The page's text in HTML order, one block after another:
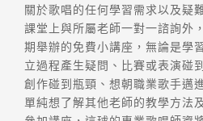
關於歌唱的任何學習需求以及疑
課堂上與所屬老師一對一諮詢外
期舉辦的免費小講座，無論是學
立過程產生疑問、比賽或表演碰
創作碰到瓶頸、想朝職業歌手邁
單純想了解其他老師的教學方法